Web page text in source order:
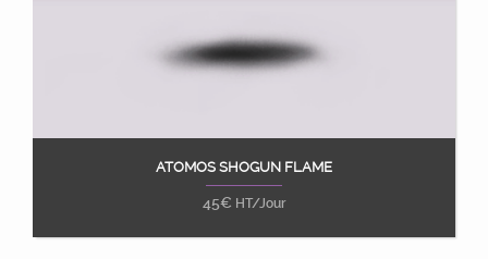
Ajouter au panier
ATOMOS SHOGUN FLAME
45€ HT/Jour